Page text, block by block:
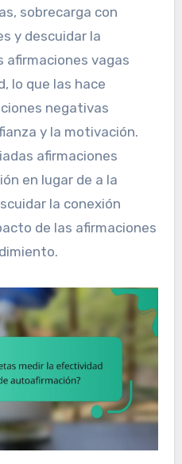
sobrecarga con
y descuidar la
afirmaciones vagas
lo que las hace
negativas
y la motivación.
afirmaciones
en lugar de a la
la conexión
de las afirmaciones